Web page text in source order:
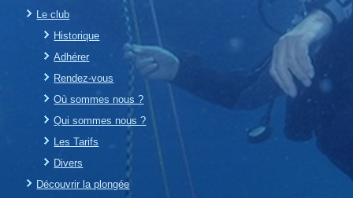
Le club
Historique
Adhérer
Rendez-vous
Où sommes nous ?
Qui sommes nous ?
Les Tarifs
Divers
Découvrir la plongée